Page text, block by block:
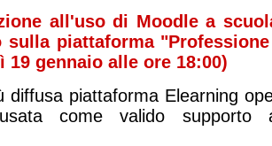
all'uso di Moodle a
sulla piattaforma
19 gennaio alle ore 18:00)
diffusa piattaforma Elearning
come valido supporto